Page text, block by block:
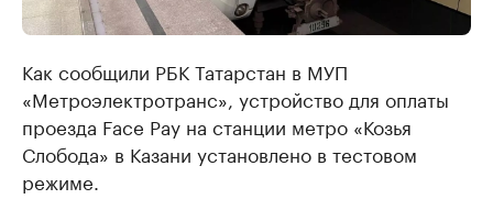
Как сообщили РБК Татарстан в МУП
«Метроэлектротранс», устройство для оплаты
проезда Face Pay на станции метро «Козья
Слобода» в Казани установлено в тестовом
режиме.